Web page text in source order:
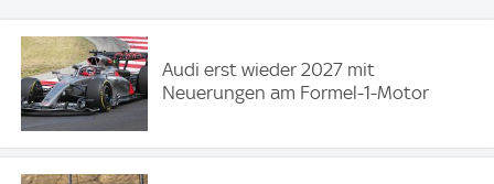
Audi erst wieder 2027 mit
Neuerungen am Formel-1-Motor